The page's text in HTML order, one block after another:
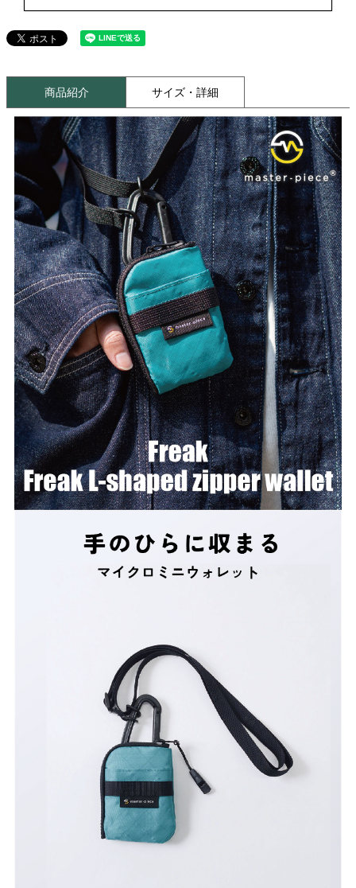
商品紹介 サイズ・詳細